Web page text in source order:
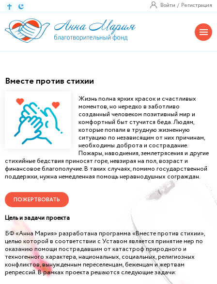
Войти Регистрация
Вместе против стихии
Жизнь полна ярких красок и счастливых
моментов, но нередко в заботливо
созданный человеком позитивный мир и
комфортный быт стучится беда. Людям,
которые попали в трудную жизненную
ситуацию по независящим от них причинам,
необходимы доброта и сострадание.
Пожары, наводнения, землетрясения и другие
стихийные бедствия приносят горе, невзирая на пол, возраст и
финансовое благополучие. В таких случаях, помимо государственной
поддержки, нужна немедленная помощь неравнодушных сограждан.
ПОЖЕРТВОВАТЬ
Цель и задачи проекта
БФ «Анна Мария» разработана программа «Вместе против стихии»,
целью которой в соответствии с Уставом является принятие мер по
оказанию помощи пострадавшим от катастроф природного и
техногенного характера, национальных, социальных, религиозных
конфликтов, вынужденным переселенцам, беженцам и жертвам
репрессий. В рамках проекта решаются следующие задачи: